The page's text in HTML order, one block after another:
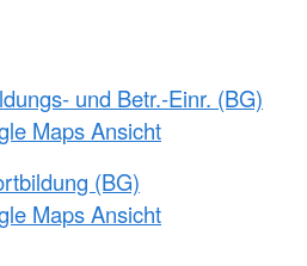
und Betr.-Einr. (BG)
Maps Ansicht
(BG)
Maps Ansicht